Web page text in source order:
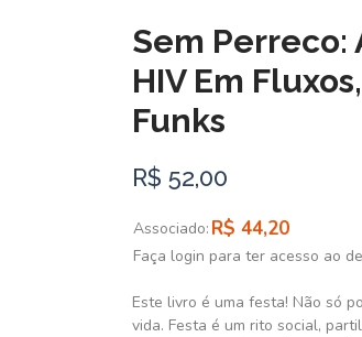
Sem Perreco:
HIV Em
Funks
R$ 52,00
Associado: R$ 44,20
Faça login para ter acesso ao
Este livro é uma festa! Não só
vida. Festa é um rito social,